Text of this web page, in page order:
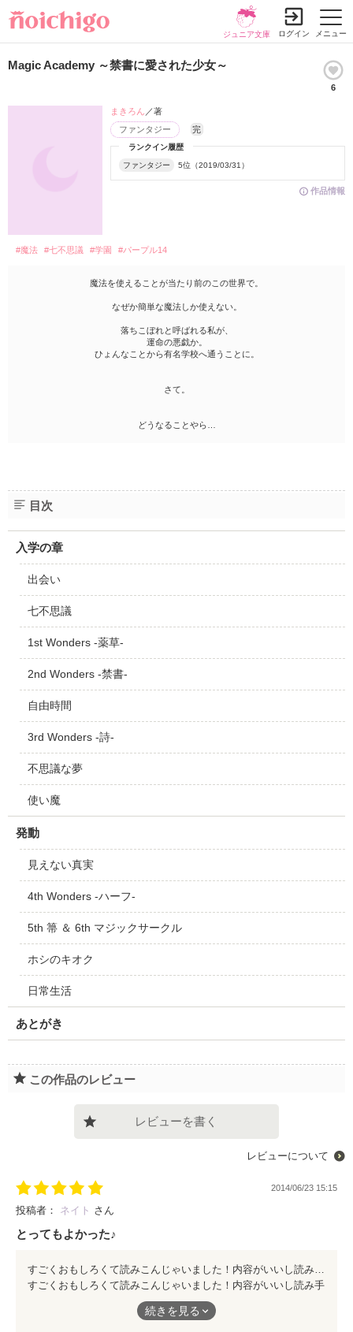
メニュー
ジュニア文庫 ログイン
Magic Academy ～禁書に愛された少女～
6
作品情報
ランクイン履歴
ファンタジー 5位（2019/03/31）
ファンタジー 完
まきろん ／著
#魔法 #七不思議 #学園 #パープル14
魔法を使えることが当たり前のこの世界で。
なぜか簡単な魔法しか使えない。
落ちこぼれと呼ばれる私が、
運命の悪戯か。
ひょんなことから有名学校へ通うことに。
さて。
どうなることやら…
目次
入学の章
出会い
七不思議
1st Wonders -薬草-
2nd Wonders -禁書-
自由時間
3rd Wonders -詩-
不思議な夢
使い魔
発動
見えない真実
4th Wonders -ハーフ-
5th 箒 ＆ 6th マジックサークル
ホシのキオク
日常生活
あとがき
この作品のレビュー
レビューを書く
レビューについて
2014/06/23 15:15
投稿者： ネイト さん
とってもよかった♪
すごくおもしろくて読みこんじゃいました！内容がいいし読み手としてはたまりませんでした(о´∀`о) 続きがすごく気になります！ので早い更新をしてくださると嬉しいです(≧∇≦)
すごくおもしろくて読みこんじゃいました！内容がいいし読み手
としてはたまりませんでした(о´∀`о)
続きがすごく気になります！ので早い更新をしてくださると嬉し
続きを見る